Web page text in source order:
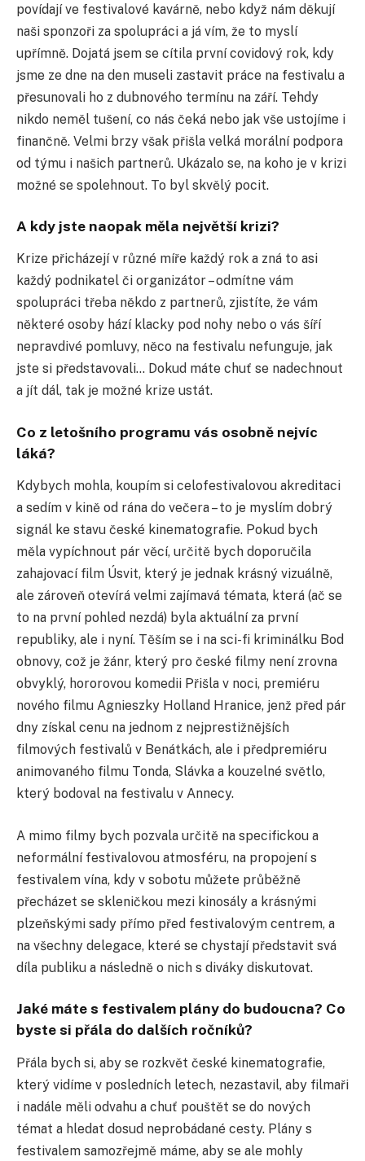
povídají ve festivalové kavárně, nebo když nám děkují
naši sponzoři za spolupráci a já vím, že to myslí
upřímně. Dojatá jsem se cítila první covidový rok, kdy
jsme ze dne na den museli zastavit práce na festivalu a
přesunovali ho z dubnového termínu na září. Tehdy
nikdo neměl tušení, co nás čeká nebo jak vše ustojíme i
finančně. Velmi brzy však přišla velká morální podpora
od týmu i našich partnerů. Ukázalo se, na koho je v krizi
možné se spolehnout. To byl skvělý pocit.
A kdy jste naopak měla největší krizi?
Krize přicházejí v různé míře každý rok a zná to asi
každý podnikatel či organizátor – odmítne vám
spolupráci třeba někdo z partnerů, zjistíte, že vám
některé osoby hází klacky pod nohy nebo o vás šíří
nepravdivé pomluvy, něco na festivalu nefunguje, jak
jste si představovali… Dokud máte chuť se nadechnout
a jít dál, tak je možné krize ustát.
Co z letošního programu vás osobně nejvíc
láká?
Kdybych mohla, koupím si celofestivalovou akreditaci
a sedím v kině od rána do večera – to je myslím dobrý
signál ke stavu české kinematografie. Pokud bych
měla vypíchnout pár věcí, určitě bych doporučila
zahajovací film Úsvit, který je jednak krásný vizuálně,
ale zároveň otevírá velmi zajímavá témata, která (ač se
to na první pohled nezdá) byla aktuální za první
republiky, ale i nyní. Těším se i na sci-fi kriminálku Bod
obnovy, což je žánr, který pro české filmy není zrovna
obvyklý, hororovou komedii Přišla v noci, premiéru
nového filmu Agnieszky Holland Hranice, jenž před pár
dny získal cenu na jednom z nejprestižnějších
filmových festivalů v Benátkách, ale i předpremiéru
animovaného filmu Tonda, Slávka a kouzelné světlo,
který bodoval na festivalu v Annecy.
A mimo filmy bych pozvala určitě na specifickou a
neformální festivalovou atmosféru, na propojení s
festivalem vína, kdy v sobotu můžete průběžně
přecházet se skleničkou mezi kinosály a krásnými
plzeňskými sady přímo před festivalovým centrem, a
na všechny delegace, které se chystají představit svá
díla publiku a následně o nich s diváky diskutovat.
Jaké máte s festivalem plány do budoucna? Co
byste si přála do dalších ročníků?
Přála bych si, aby se rozkvět české kinematografie,
který vidíme v posledních letech, nezastavil, aby filmaři
i nadále měli odvahu a chuť pouštět se do nových
témat a hledat dosud neprobádané cesty. Plány s
festivalem samozřejmě máme, aby se ale mohly